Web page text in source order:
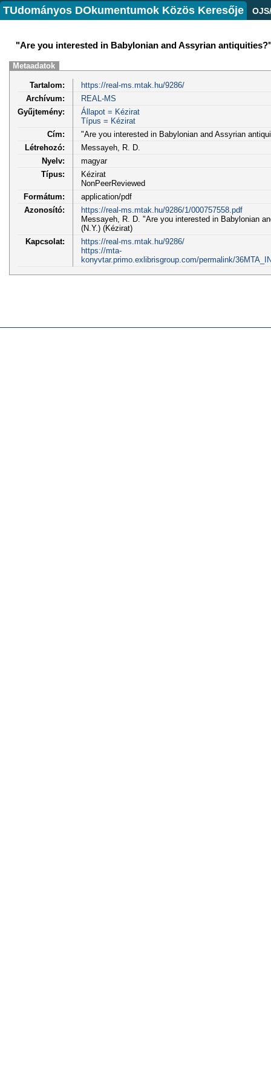
TUdományos DOkumentumok Közös Keresője
"Are you interested in Babylonian and Assyrian
Metaadatok
Tartalom:
https://real-ms.mtak.hu/9286/
Archívum:
REAL-MS
Gyűjtemény:
Állapot = Kézirat
Típus = Kézirat
Cím:
"Are you interested in Babylonian and Assyrian
Létrehozó:
Messayeh, R. D.
Nyelv:
magyar
Típus:
Kézirat
NonPeerReviewed
Formátum:
application/pdf
Azonosító:
https://real-ms.mtak.hu/9286/1/000757558.pdf
Messayeh, R. D. "Are you interested in Babylonian
(N.Y.) (Kézirat)
Kapcsolat:
https://real-ms.mtak.hu/9286/
https://mta-
konyvtar.primo.exlibrisgroup.com/permalink/